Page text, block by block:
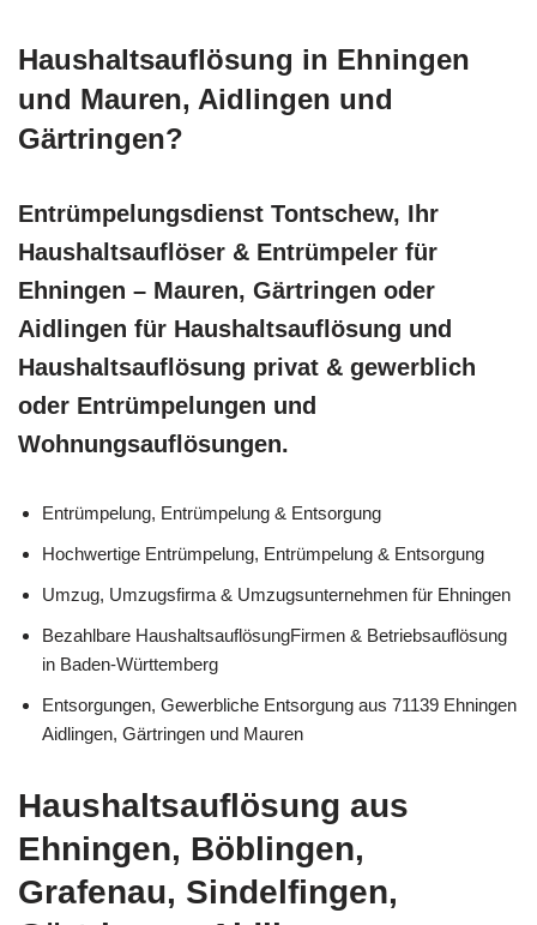
Haushaltsauflösung in Ehningen
und Mauren, Aidlingen und
Gärtringen?
Entrümpelungsdienst Tontschew, Ihr
Haushaltsauflöser & Entrümpeler für
Ehningen – Mauren, Gärtringen oder
Aidlingen für Haushaltsauflösung und
Haushaltsauflösung privat & gewerblich
oder Entrümpelungen und
Wohnungsauflösungen.
Entrümpelung, Entrümpelung & Entsorgung
Hochwertige Entrümpelung, Entrümpelung & Entsorgung
Umzug, Umzugsfirma & Umzugsunternehmen für Ehningen
Bezahlbare HaushaltsauflösungFirmen & Betriebsauflösung
in Baden-Württemberg
Entsorgungen, Gewerbliche Entsorgung aus 71139 Ehningen
Aidlingen, Gärtringen und Mauren
Haushaltsauflösung aus
Ehningen, Böblingen,
Grafenau, Sindelfingen,